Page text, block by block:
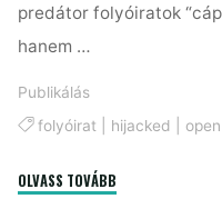
predátor folyóiratok
hanem …
Publikálás
folyóirat
hijacked
OLVASS TOVÁBB